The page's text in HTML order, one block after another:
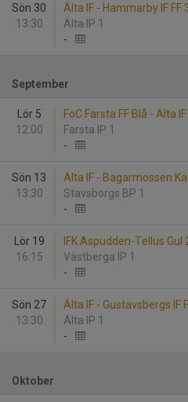
Sön 30
13:30
Älta IF - Hammarby IF FF
Älta IP 1
-
September
Lör 5
12:00
FoC Farsta FF Blå - Älta IF
Farsta IP 1
-
Sön 13
13:30
Älta IF - Bagarmossen
Stavsborgs BP 1
-
Lör 19
16:15
IFK Aspudden-Tellus Gul
Västberga IP 1
-
Sön 27
13:30
Älta IF - Gustavsbergs IF
Älta IP 1
-
Oktober